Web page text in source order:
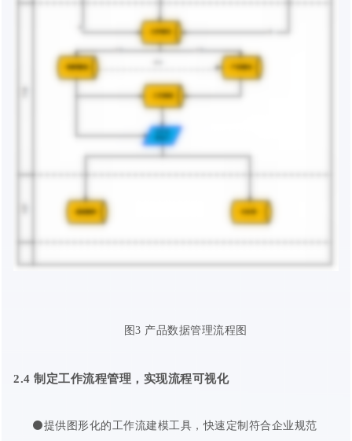
图3 产品数据管理流程图
2.4 制定工作流程管理 ，实现流程可视化
⚫提供图形化的工作流建模工具，快速定制符合企业规范